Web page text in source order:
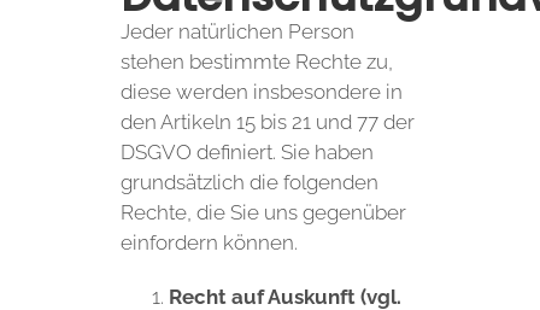
Jeder natürlichen Person
stehen bestimmte Rechte zu,
diese werden insbesondere in
den Artikeln 15 bis 21 und 77 der
DSGVO definiert. Sie haben
grundsätzlich die folgenden
Rechte, die Sie uns gegenüber
einfordern können.
Recht auf Auskunft (vgl.